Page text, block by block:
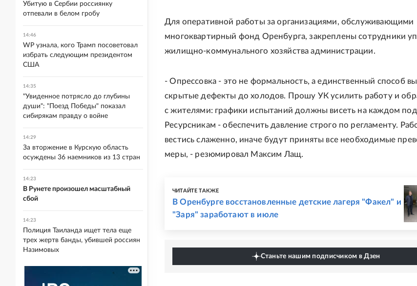
Для оперативной работы за организациями, обслуживающими
многоквартирный фонд Оренбурга, закреплены сотрудники
жилищно-коммунального хозяйства администрации.
- Опрессовка - это не формальность, а единственный способ
скрытые дефекты до холодов. Прошу УК усилить работу и
с жителями: графики испытаний должны висеть на каждом
Ресурсникам - обеспечить давление строго по регламенту.
вестись слаженно, иначе будут приняты все необходимые
меры, - резюмировал Максим Лащ.
ЧИТАЙТЕ ТАКЖЕ
В Оренбурге восстановленные детские лагеря "Факел" и
"Заря" заработают в июле
Станьте нашим подписчиком в Дзен
Убитую в Сербии россиянку
отпевали в белом гробу
14:46
WP узнала, кого Трамп посоветовал
избрать следующим президентом
США
14:35
"Увиденное потрясло до глубины
души": "Поезд Победы" показал
сибирякам правду о войне
14:29
За вторжение в Курскую область
осуждены 36 наемников из 13 стран
14:23
В Рунете произошел масштабный
сбой
14:23
Полиция Таиланда ищет тела еще
трех жертв банды, убившей россиян
Назимовых